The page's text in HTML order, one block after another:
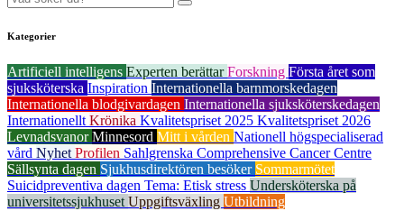
Kategorier
Artificiell intelligens Experten berättarForskning Första året som
sjuksköterska Inspiration Internationella barnmorskedagen
Internationella blodgivardagen Internationella sjuksköterskedagen
Internationellt Krönika Kvalitetspriset 2025 Kvalitetspriset 2026
LevnadsvanorMinnesord Mitt i vården Nationell högspecialiserad
vård Nyhet Profilen Sahlgrenska Comprehensive Cancer Centre
Sällsynta dagen Sjukhusdirektören besöker Sommarmötet
Suicidpreventiva dagen Tema: Etisk stress Undersköterska på
universitetssjukhuset Uppgiftsväxling Utbildning